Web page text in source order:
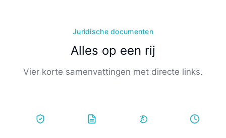
Juridische documenten
Alles op een rij
Vier korte samenvattingen met directe links.